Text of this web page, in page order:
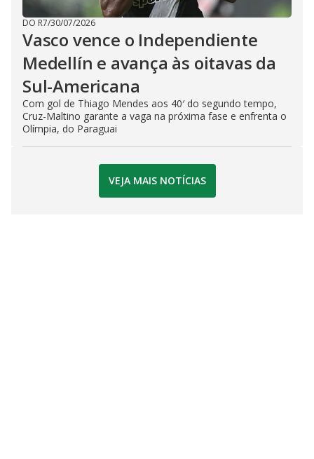
DO R7/30/07/2026
Vasco vence o Independiente
Medellín e avança às oitavas da
Sul-Americana
Com gol de Thiago Mendes aos 40′ do segundo tempo,
Cruz-Maltino garante a vaga na próxima fase e enfrenta o
Olímpia, do Paraguai
VEJA MAIS NOTÍCIAS